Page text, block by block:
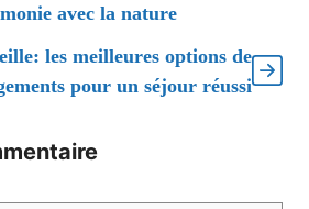
avec la nature
les meilleures options de
pour un séjour réussi